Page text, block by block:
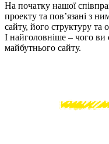
На початку нашої
проекту та пов’язані з
сайту, його структуру та
І найголовніше – чого ви
майбутнього сайту.